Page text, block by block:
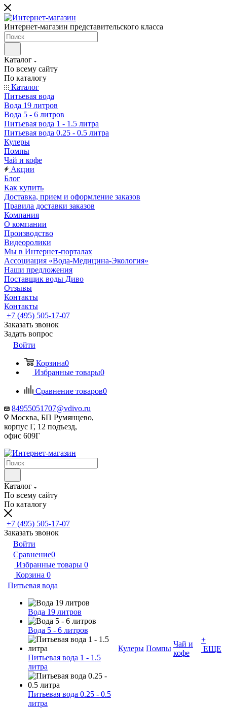
Интернет-магазин представительского класса
Каталог
По всему сайту
По каталогу
Каталог
Питьевая вода
Вода 19 литров
Вода 5 - 6 литров
Питьевая вода 1 - 1.5 литра
Питьевая вода 0.25 - 0.5 литра
Кулеры
Помпы
Чай и кофе
Акции
Блог
Как купить
Доставка, прием и оформление заказов
Правила доставки заказов
Компания
О компании
Производство
Видеоролики
Мы в Интернет-порталах
Ассоциация «Вода-Медицина-Экология»
Наши предложения
Поставщик воды Диво
Отзывы
Контакты
Контакты
+7 (495) 505-17-07
Заказать звонок
Задать вопрос
Войти
Корзина0
Избранные товары0
Сравнение товаров0
84955051707@vdivo.ru
Москва, БП Румянцево,
корпус Г, 12 подъезд,
офис 609Г
Каталог
По всему сайту
По каталогу
+7 (495) 505-17-07
Заказать звонок
Войти
Сравнение0
Избранные товары 0
Корзина 0
Питьевая вода
Вода 19 литров
Вода 5 - 6 литров
Питьевая вода 1 - 1.5
литра
Питьевая вода 0.25 - 0.5
литра
Кулеры Помпы
Чай и
кофе
+
ЕЩЕ